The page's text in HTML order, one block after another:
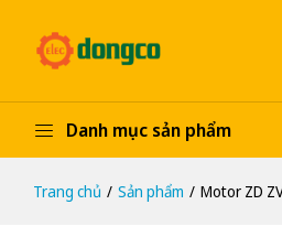
Danh mục sản phẩm
Trang chủ Sản phẩm Motor ZD